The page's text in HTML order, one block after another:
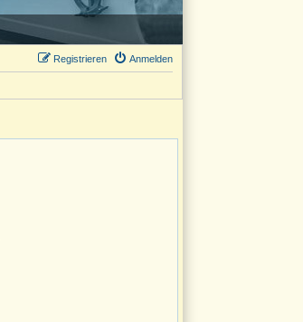
Anmelden
Registrieren